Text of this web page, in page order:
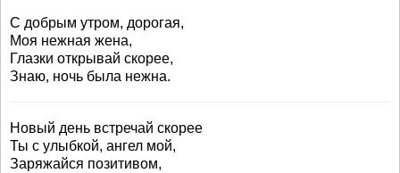
С добрым утром, дорогая,
Моя нежная жена,
Глазки открывай скорее,
Знаю, ночь была нежна.
Новый день встречай скорее
Ты с улыбкой, ангел мой,
Заряжайся позитивом,